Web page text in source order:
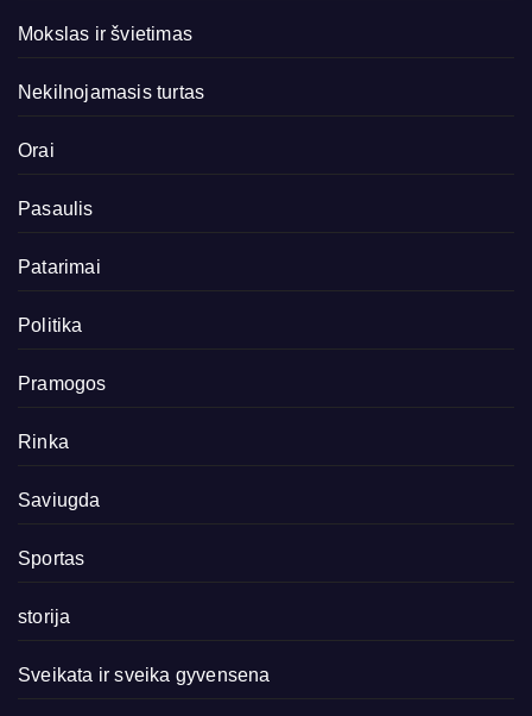
Mokslas ir švietimas
Nekilnojamasis turtas
Orai
Pasaulis
Patarimai
Politika
Pramogos
Rinka
Saviugda
Sportas
storija
Sveikata ir sveika gyvensena